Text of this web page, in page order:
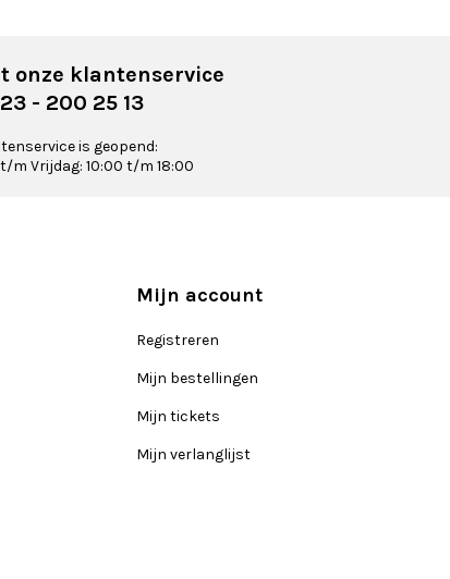
onze klantenservice
- 200 25 13
is geopend:
m Vrijdag: 10:00 t/m 18:00
Mijn account
Registreren
Mijn bestellingen
Mijn tickets
Mijn verlanglijst